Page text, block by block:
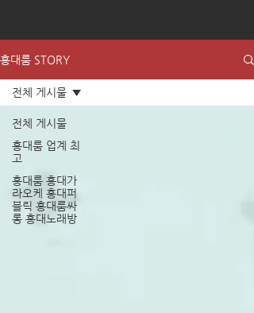
홍대룸 STORY
전체 게시물
홍대룸 업계 최
고
홍대룸 홍대가
라오케 홍대퍼
블릭 홍대룸싸
롱 홍대노래방
전체 게시물